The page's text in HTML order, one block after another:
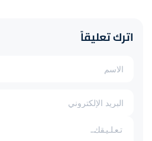
اترك تعليقاً